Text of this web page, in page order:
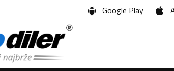
Google Play